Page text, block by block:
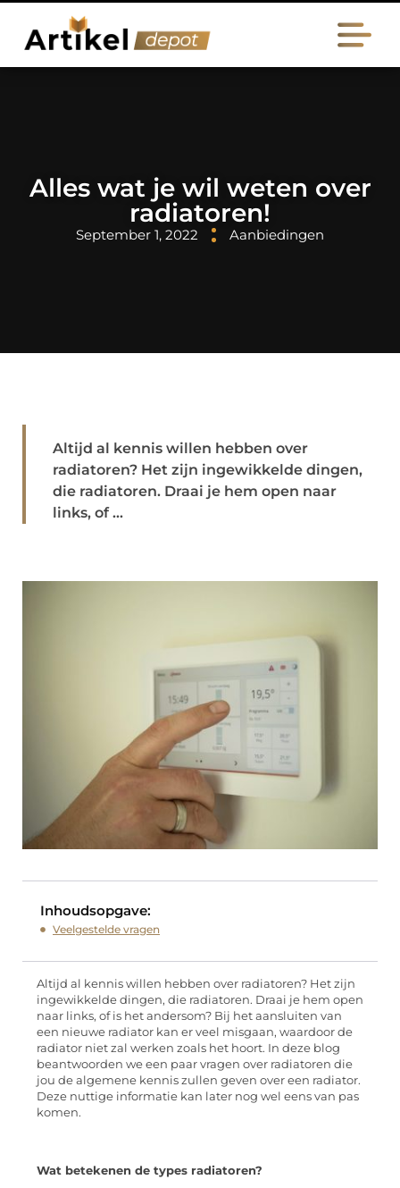
Alles wat je wil weten over
radiatoren!
September 1, 2022 Aanbiedingen
Altijd al kennis willen hebben over
radiatoren? Het zijn ingewikkelde dingen,
die radiatoren. Draai je hem open naar
links, of ...
Inhoudsopgave:
Veelgestelde vragen
Altijd al kennis willen hebben over radiatoren? Het zijn
ingewikkelde dingen, die radiatoren. Draai je hem open
naar links, of is het andersom? Bij het aansluiten van
een nieuwe radiator kan er veel misgaan, waardoor de
radiator niet zal werken zoals het hoort. In deze blog
beantwoorden we een paar vragen over radiatoren die
jou de algemene kennis zullen geven over een radiator.
Deze nuttige informatie kan later nog wel eens van pas
komen.
Wat betekenen de types radiatoren?